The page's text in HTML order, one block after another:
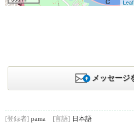
メッセージ
[登録者] pama [言語] 日本語